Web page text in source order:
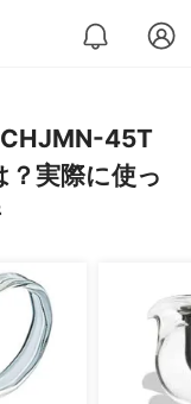
CHJMN-45T
実際に使っ